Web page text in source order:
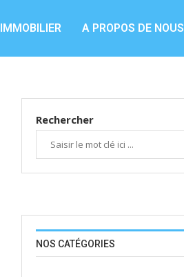
IMMOBILIER A PROPOS DE NOUS
Rechercher
NOS CATÉGORIES